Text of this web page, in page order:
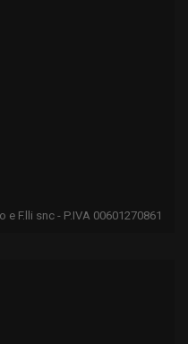
F.lli snc - P.IVA 00601270861